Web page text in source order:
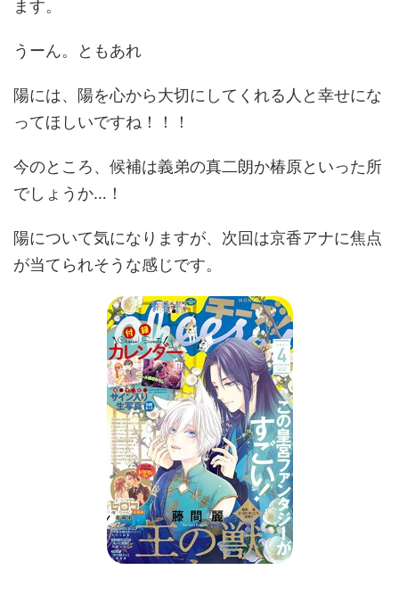
ます。
うーん。ともあれ
陽には、陽を心から大切にしてくれる人と幸せにな
ってほしいですね！！！
今のところ、候補は義弟の真二朗か椿原といった所
でしょうか…！
陽について気になりますが、次回は京香アナに焦点
が当てられそうな感じです。